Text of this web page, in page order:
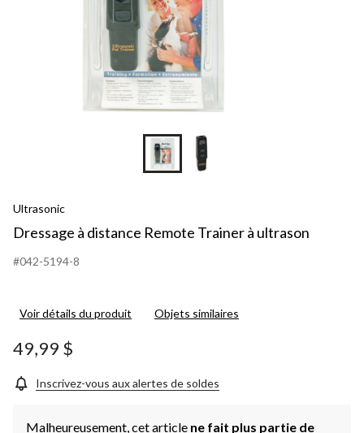
Ultrasonic
Dressage à distance Remote Trainer à ultrason
#042-5194-8
Voir détails du produit Objets similaires
49,99 $
Inscrivez-vous aux alertes de soldes
Malheureusement, cet article ne fait plus partie de